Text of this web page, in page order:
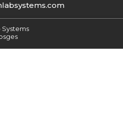
Systems